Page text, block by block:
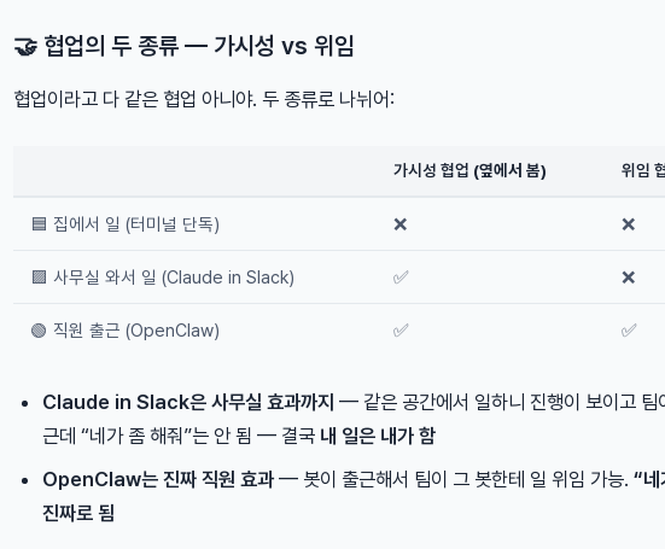
🤝 협업의 두 종류 — 가시성 vs 위임
협업이라고 다 같은 협업 아니야. 두 종류로 나뉘어:
가시성 협업 (옆에서 봄) 위임
🟦 집에서 일 (터미널 단독) ❌ ❌
🟪 사무실 와서 일 (Claude in Slack) ✅ ❌
🟢 직원 출근 (OpenClaw) ✅ ✅
Claude in Slack은 사무실 효과까지 — 같은 공간에서 일하니 진행이 보이고 팀
근데 “네가 좀 해줘”는 안 됨 — 결국 내 일은 내가 함
OpenClaw는 진짜 직원 효과— 봇이 출근해서 팀이 그 봇한테 일 위임 가능. “네
진짜로 됨